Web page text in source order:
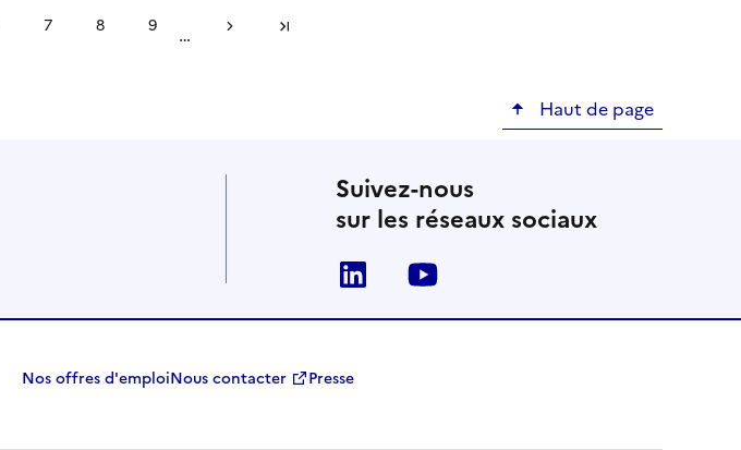
Page
7
Page
8
Page
9 … Page suivanteDernière page
Haut de page
Suivez-nous
sur les réseaux sociaux
Linkedin
Nos offres d'emploiNous contacter Presse